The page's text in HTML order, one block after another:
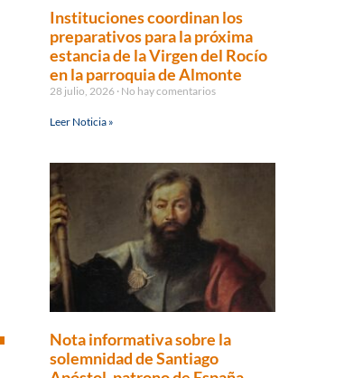
Instituciones coordinan los
preparativos para la próxima
estancia de la Virgen del Rocío
en la parroquia de Almonte
28 julio, 2026 No hay comentarios
Leer Noticia »
Nota informativa sobre la
solemnidad de Santiago